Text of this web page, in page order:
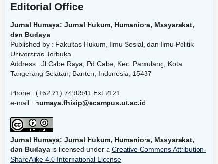
Editorial Office
Jurnal Humaya: Jurnal Hukum, Humaniora, Masyarakat,
dan Budaya
Published by : Fakultas Hukum, Ilmu Sosial, dan Ilmu Politik
Universitas Terbuka
Address : Jl.Cabe Raya, Pd Cabe, Kec. Pamulang, Kota
Tangerang Selatan, Banten, Indonesia, 15437
Phone : (+62 21) 7490941 Ext 2121
e-mail : humaya.fhisip@ecampus.ut.ac.id
Jurnal Humaya: Jurnal Hukum, Humaniora, Masyarakat,
dan Budayais licensed under a Creative Commons Attribution-
ShareAlike 4.0 International License